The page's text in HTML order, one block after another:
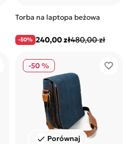
Torba na laptopa beżowa
-50% 240,00 zł480,00 zł
favorite_border
check Porównaj
-50 %